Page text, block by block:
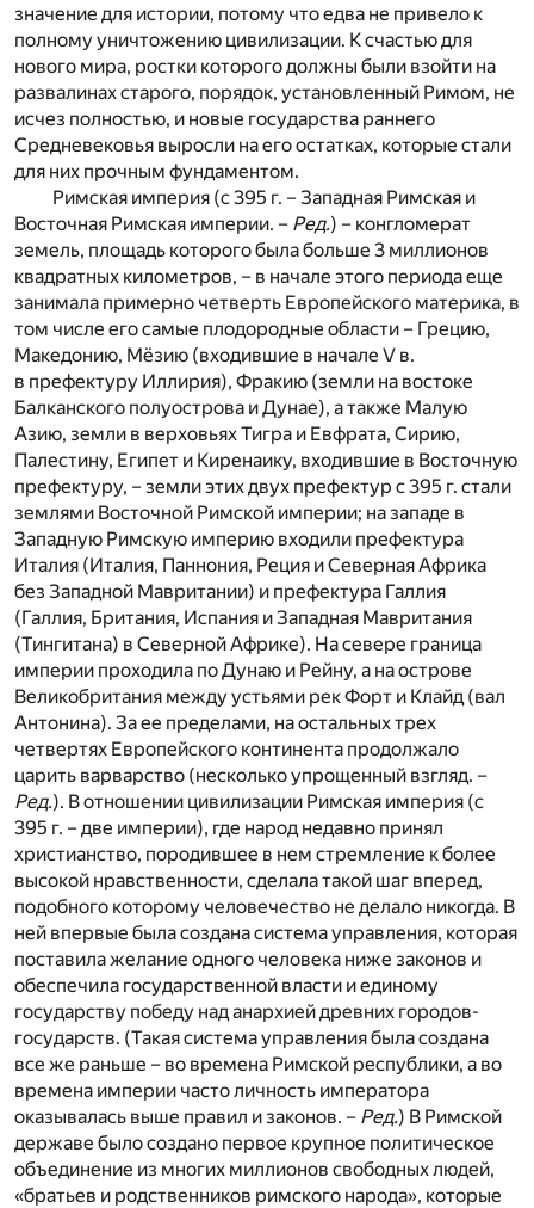
значение для истории, потому что едва не привело к
полному уничтожению цивилизации. К счастью для
нового мира, ростки которого должны были взойти на
развалинах старого, порядок, установленный Римом, не
исчез полностью, и новые государства раннего
Средневековья выросли на его остатках, которые стали
для них прочным фундаментом.
Римская империя (с 395 г. – Западная Римская и
Восточная Римская империи. – Ред.) – конгломерат
земель, площадь которого была больше 3 миллионов
квадратных километров, – в начале этого периода еще
занимала примерно четверть Европейского материка, в
том числе его самые плодородные области – Грецию,
Македонию, Мёзию (входившие в начале V в.
в префектуру Иллирия), Фракию (земли на востоке
Балканского полуострова и Дунае), а также Малую
Азию, земли в верховьях Тигра и Евфрата, Сирию,
Палестину, Египет и Киренаику, входившие в Восточную
префектуру, – земли этих двух префектур с 395 г. стали
землями Восточной Римской империи; на западе в
Западную Римскую империю входили префектура
Италия (Италия, Паннония, Реция и Северная Африка
без Западной Мавритании) и префектура Галлия
(Галлия, Британия, Испания и Западная Мавритания
(Тингитана) в Северной Африке). На севере граница
империи проходила по Дунаю и Рейну, а на острове
Великобритания между устьями рек Форт и Клайд (вал
Антонина). За ее пределами, на остальных трех
четвертях Европейского континента продолжало
царить варварство (несколько упрощенный взгляд. –
Ред.). В отношении цивилизации Римская империя (с
395 г. – две империи), где народ недавно принял
христианство, породившее в нем стремление к более
высокой нравственности, сделала такой шаг вперед,
подобного которому человечество не делало никогда. В
ней впервые была создана система управления, которая
поставила желание одного человека ниже законов и
обеспечила государственной власти и единому
государству победу над анархией древних городов-
государств. (Такая система управления была создана
все же раньше – во времена Римской республики, а во
времена империи часто личность императора
оказывалась выше правил и законов. – Ред.) В Римской
державе было создано первое крупное политическое
объединение из многих миллионов свободных людей,
«братьев и родственников римского народа», которые